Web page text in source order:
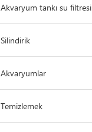
Akvaryum tankı su filtresi
Silindirik
Akvaryumlar
Temizlemek